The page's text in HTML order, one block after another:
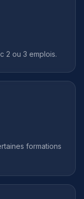
2 ou 3 emplois.
formations